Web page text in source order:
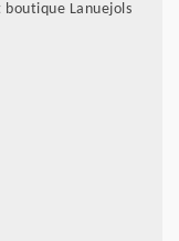
Lanuejols